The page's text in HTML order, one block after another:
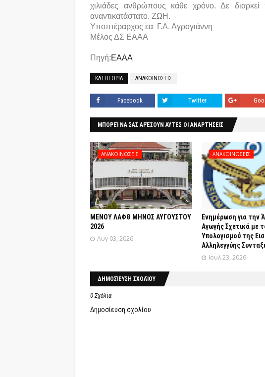
χιλιάδες ανθρώπους κάθε χρόνο. Δε διαρκεί
αναντικατάστατο. ΖΩΗ.
Υποπτέραρχος εα Γ.Α. Αγρογιάννη
Μέλος ΔΣ ΕΑΑΑ
Πηγή:ΕΑΑΑ
ΚΑΤΗΓΟΡΙΑ ΑΝΑΚΟΙΝΩΣΕΙΣ
Facebook Twitter
ΜΠΟΡΕΊ ΝΑ ΣΑΣ ΑΡΈΣΟΥΝ ΑΥΤΈΣ ΟΙ ΑΝΑΡΤΉΣΕΙΣ
ΑΝΑΚΟΙΝΩΣΕΙΣ
ΜΕΝΟΥ ΛΑΦΘ ΜΗΝΟΣ ΑΥΓΟΥΣΤΟΥ
2026
Αυγ 03, 2026
ΑΝΑΚΟΙΝΩΣΕΙΣ
Ενημέρωση για την
Αγωγής Σχετικά με
Yπολογισμού της
Αλληλεγγύης
Ιουλ 23, 2026
ΔΗΜΟΣΊΕΥΣΗ ΣΧΟΛΊΟΥ
0 Σχόλια
Δημοσίευση σχολίου